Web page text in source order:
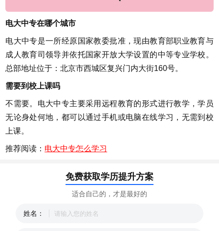
电大中专在哪个城市
电大中专是一所经原国家教委批准，现由教育部职业教育与
成人教育司领导并依托国家开放大学设置的中等专业学校。
总部地址位于：北京市西城区复兴门内大街160号。
需要到校上课吗
不需要。电大中专主要采用远程教育的形式进行教学，学员
无论身处何地，都可以通过手机或电脑在线学习，无需到校
上课。
推荐阅读： 电大中专怎么学习
免费获取学历提升方案
适合自己的，才是最好的
姓名：